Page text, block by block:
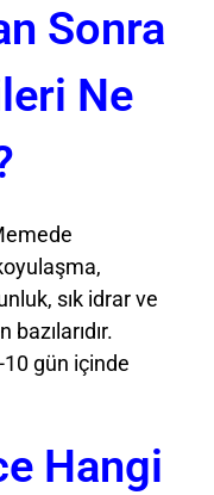
Sonra
Ne
sık idrar ve
gün içinde
Hangi